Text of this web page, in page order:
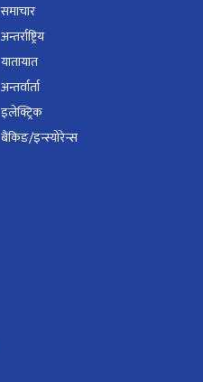
समाचार
अन्तर्राष्ट्रिय
यातायात
अन्तर्वार्ता
इलेक्ट्रिक
बैंकिङ/इन्स्योरेन्स